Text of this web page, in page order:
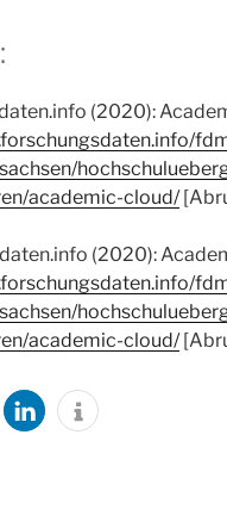
(2020):
academic-cloud/
(2020):
academic-cloud/